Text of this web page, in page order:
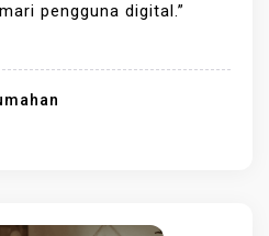
pengguna digital.”